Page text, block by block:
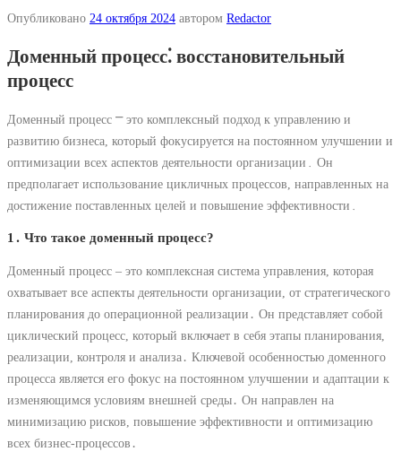
Опубликовано 24 октября 2024 автором Redactor
Доменный процесс⁚ восстановительный
процесс
Доменный процесс ⎻ это комплексный подход к управлению и
развитию бизнеса, который фокусируется на постоянном улучшении и
оптимизации всех аспектов деятельности организации․ Он
предполагает использование цикличных процессов, направленных на
достижение поставленных целей и повышение эффективности․
1․ Что такое доменный процесс?
Доменный процесс – это комплексная система управления, которая
охватывает все аспекты деятельности организации, от стратегического
планирования до операционной реализации․ Он представляет собой
циклический процесс, который включает в себя этапы планирования,
реализации, контроля и анализа․ Ключевой особенностью доменного
процесса является его фокус на постоянном улучшении и адаптации к
изменяющимся условиям внешней среды․ Он направлен на
минимизацию рисков, повышение эффективности и оптимизацию
всех бизнес-процессов․